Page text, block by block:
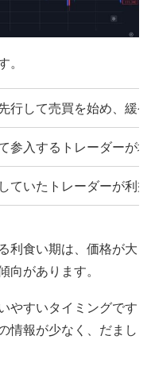
。
行して売買を始め、緩
参入するトレーダーが
ていたトレーダーが利
利食い期は、価格が大
向があります。
やすいタイミングです
情報が少なく、だまし